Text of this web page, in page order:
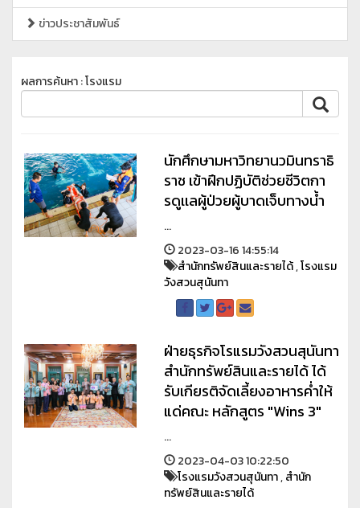
ข่าวประชาสัมพันธ์
ผลการค้นหา : โรงแรม
นักศึกษามหาวิทยานวมินทราธิ
ราช เข้าฝึกปฏิบัติช่วยชีวิตกา
รดูเเลผู้ป่วยผู้บาดเจ็บทางน้ำ
...
2023-03-16 14:55:14
สำนักทรัพย์สินและรายได้,โรงแรม
วังสวนสุนันทา
ฝ่ายธุรกิจโรแรมวังสวนสุนันทา
สำนักทรัพย์สินและรายได้ ได้
รับเกียรติจัดเลี้ยงอาหารค่ำให้
แด่คณะ หลักสูตร "Wins 3"
...
2023-04-03 10:22:50
โรงแรมวังสวนสุนันทา,สำนัก
ทรัพย์สินและรายได้